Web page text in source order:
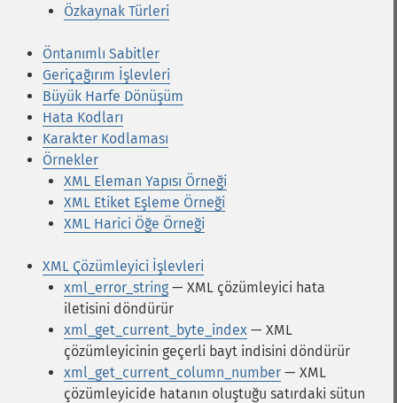
Özkaynak Türleri
Öntanımlı Sabitler
Geriçağırım İşlevleri
Büyük Harfe Dönüşüm
Hata Kodları
Karakter Kodlaması
Örnekler
XML Eleman Yapısı Örneği
XML Etiket Eşleme Örneği
XML Harici Öğe Örneği
XML Çözümleyici İşlevleri
xml_error_string — XML çözümleyici hata
iletisini döndürür
xml_get_current_byte_index — XML
çözümleyicinin geçerli bayt indisini döndürür
xml_get_current_column_number — XML
çözümleyicide hatanın oluştuğu satırdaki sütun